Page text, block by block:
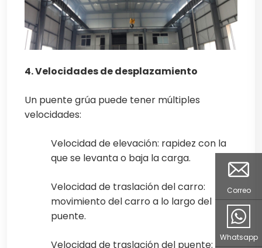
4. Velocidades de desplazamiento
Un puente grúa puede tener múltiples
velocidades:
Velocidad de elevación: rapidez con la
que se levanta o baja la carga.
Velocidad de traslación del carro:
movimiento del carro a lo largo del
puente.
Velocidad de traslación del puente:
Correo
Whatsapp